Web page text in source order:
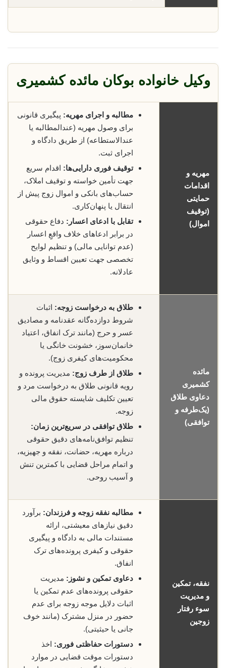
وکیل خانواده بوکان مائده کشمیری
مهریه و
اقدامات
حمایتی
(توقیف
اموال)
مطالبه و اجرای مهریه: پیگیری قانونی
برای وصول مهریه (عندالمطالبه یا
عندالاستطاعه) از طریق دادگاه و
اجرای ثبت.
توقیف فوری دارایی‌ها: اقدام سریع
جهت تأمین خواسته و توقیف املاک،
حساب‌های بانکی و اموال زوج پیش از
انتقال یا پنهان‌کاری.
تقابل با ادعای اعسار: دفاع حقوقی
در برابر ادعاهای خلاف واقعِ اعسار
(عدم توانایی مالی) و تنظیم لوایح
تخصصی جهت تعیین اقساط و وثایق
عادلانه.
مائده
کشمیری
دعاوی طلاق
(یک‌طرفه و
توافقی)
طلاق به درخواست زوجه: اثبات
شروط دوازده‌گانه عقدنامه و مصادیق
عسر و حرج (مانند ترک انفاق، اعتیاد
خانمان‌سوز، خشونت خانگی یا
محکومیت‌های کیفری زوج).
طلاق از طرف زوج: مدیریت پرونده و
رویه قانونی طلاق به درخواست مرد و
تعیین تکلیف شایسته حقوق مالی
زوجه.
طلاق توافقی در سریع‌ترین زمان:
تنظیم توافق‌نامه‌های دقیق حقوقی
درباره مهریه، حضانت، نفقه و جهیزیه،
و اتمام مراحل قضایی با کمترین تنش
و آسیب روحی.
نفقه، تمکین
و مدیریت
سوء رفتار
زوجین
مطالبه نفقه زوجه و فرزندان: برآورد
دقیق نیازهای معیشتی، ارائه
مستندات مالی به دادگاه و پیگیری
حقوقی و کیفری پرونده‌های ترک
انفاق.
دعاوی تمکین و نشوز: مدیریت
حقوقی پرونده‌های عدم تمکین یا
اثبات دلایل موجه زوجه برای عدم
حضور در منزل مشترک (مانند خوف
جانی یا حیثیتی).
دستورات حفاظتی فوری: اخذ
دستورات موقت قضایی در موارد